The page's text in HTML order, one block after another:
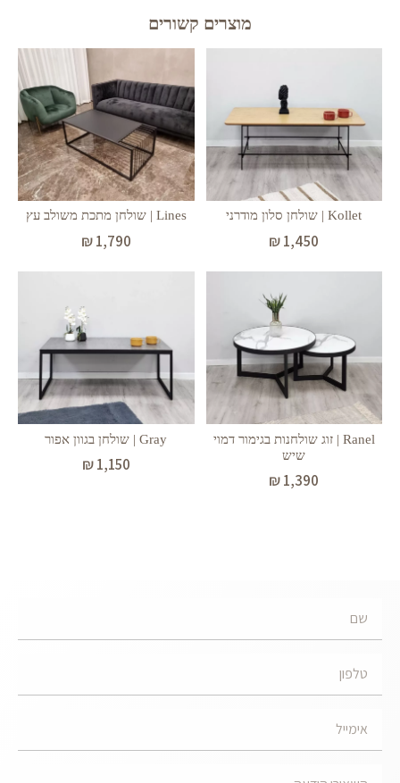
מוצרים קשורים
Kollet | שולחן סלון מודרני
₪1,450
Lines | שולחן מתכת משולב עץ
₪1,790
Ranel | זוג שולחנות בגימור דמוי
שיש
₪1,390
Gray | שולחן בגוון אפור
₪1,150